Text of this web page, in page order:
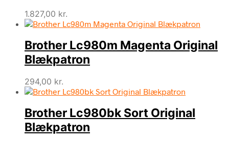
1.827,00 kr.
Brother Lc980m Magenta Original
Blækpatron
294,00 kr.
Brother Lc980bk Sort Original
Blækpatron